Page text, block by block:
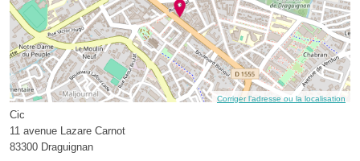
Corriger l’adresse ou la localisation
Cic
11 avenue Lazare Carnot
83300 Draguignan